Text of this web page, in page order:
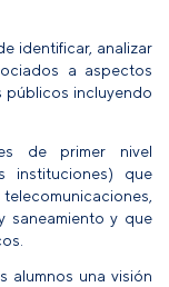
identificar, analizar
a aspectos
públicos incluyendo
de primer nivel
instituciones) que
saneamiento y que
alumnos una visión